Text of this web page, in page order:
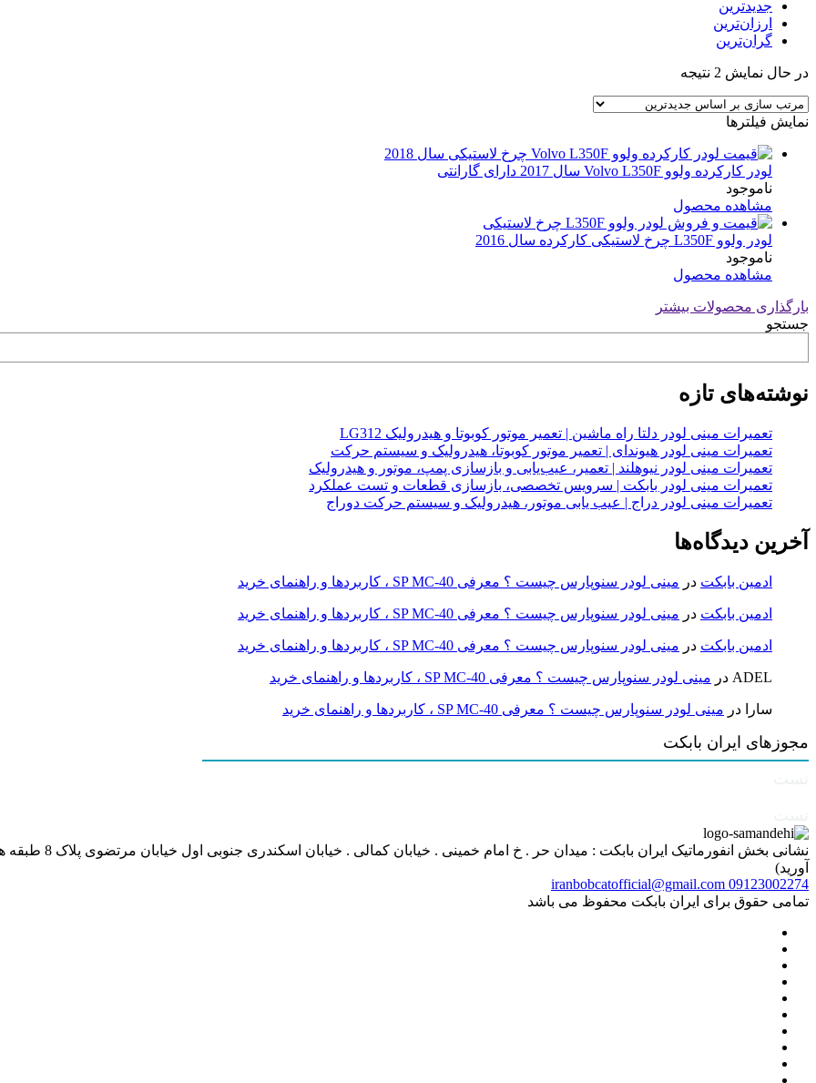
جدیدترین
ارزان‌ترین
گران‌ترین
در حال نمایش 2 نتیجه
latest
نمایش فیلترها
لودر کارکرده ولوو Volvo L350F سال 2017 دارای گارانتی
ناموجود
مشاهده محصول
لودر ولوو L350F چرخ لاستیکی کارکرده سال 2016
ناموجود
مشاهده محصول
بارگذاری محصولات بیشتر
جستجو
نوشته‌های تازه
تعمیرات مینی لودر دلتا راه ماشین | تعمیر موتور کوبوتا و هیدرولیک LG312
تعمیرات مینی لودر هیوندای | تعمیر موتور کوبوتا، هیدرولیک و سیستم حرکت
تعمیرات مینی لودر نیوهلند | تعمیر، عیب‌یابی و بازسازی پمپ، موتور و هیدرولیک
تعمیرات مینی لودر بابکت | سرویس تخصصی، بازسازی قطعات و تست عملکرد
تعمیرات مینی لودر دراج | عیب یابی موتور، هیدرولیک و سیستم حرکت دوراج
آخرین دیدگاه‌ها
ادمین بابکت در مینی لودر سنوپارس چیست ؟ معرفی SP MC-40 ، کاربردها و راهنمای خرید
ادمین بابکت در مینی لودر سنوپارس چیست ؟ معرفی SP MC-40 ، کاربردها و راهنمای خرید
ادمین بابکت در مینی لودر سنوپارس چیست ؟ معرفی SP MC-40 ، کاربردها و راهنمای خرید
ADEL در مینی لودر سنوپارس چیست ؟ معرفی SP MC-40 ، کاربردها و راهنمای خرید
سارا در مینی لودر سنوپارس چیست ؟ معرفی SP MC-40 ، کاربردها و راهنمای خرید
مجوزهای ایران بابکت
نشانی بخش
آورید)
09123002274
iranbobcatofficial@gmail.com
تمامی حقوق برای ایران بابکت محفوظ می باشد